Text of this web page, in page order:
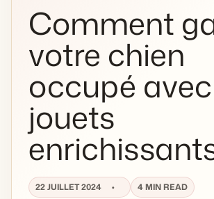
Comment
votre chien
occupé
jouets
22 JUILLET 2024 4 MIN READ